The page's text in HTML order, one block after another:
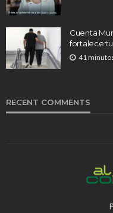
Cuenta
fortalece
41
RECENT COMMENTS